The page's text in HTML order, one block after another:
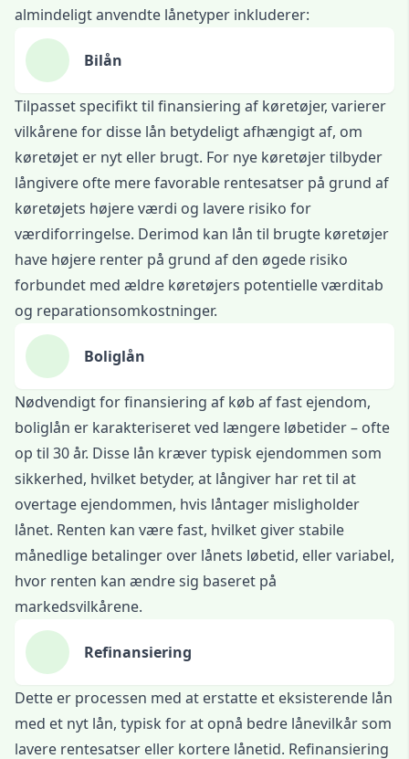
almindeligt anvendte lånetyper inkluderer:
Bilån
Tilpasset specifikt til finansiering af køretøjer, varierer
vilkårene for disse lån betydeligt afhængigt af, om
køretøjet er nyt eller brugt. For nye køretøjer tilbyder
långivere ofte mere favorable rentesatser på grund af
køretøjets højere værdi og lavere risiko for
værdiforringelse. Derimod kan lån til brugte køretøjer
have højere renter på grund af den øgede risiko
forbundet med ældre køretøjers potentielle værditab
og reparationsomkostninger.
Boliglån
Nødvendigt for finansiering af køb af fast ejendom,
boliglån er karakteriseret ved længere løbetider – ofte
op til 30 år. Disse lån kræver typisk ejendommen som
sikkerhed, hvilket betyder, at långiver har ret til at
overtage ejendommen, hvis låntager misligholder
lånet. Renten kan være fast, hvilket giver stabile
månedlige betalinger over lånets løbetid, eller variabel,
hvor renten kan ændre sig baseret på
markedsvilkårene.
Refinansiering
Dette er processen med at erstatte et eksisterende lån
med et nyt lån, typisk for at opnå bedre lånevilkår som
lavere rentesatser eller kortere lånetid. Refinansiering